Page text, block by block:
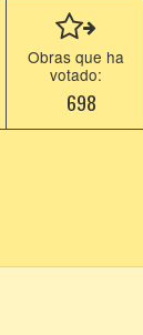
Obras que ha
votado:
698